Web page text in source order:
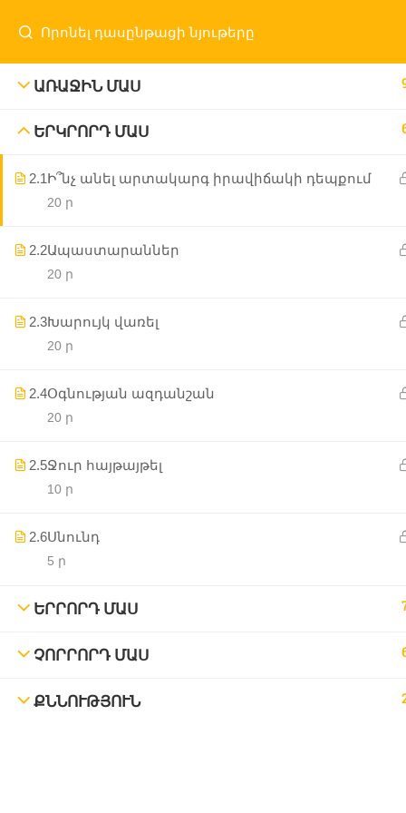
ԱՌԱՋԻՆ ՄԱՍ
ԵՐԿՐՈՐԴ ՄԱՍ
2.1Ի՞նչ անել արտակարգ իրավիճակի դեպքում
20 ր
2.2Ապաստարաններ
20 ր
2.3Խարույկ վառել
20 ր
2.4Օգնության ազդանշան
20 ր
2.5Ջուր հայթայթել
10 ր
2.6Սնունդ
5 ր
ԵՐՐՈՐԴ ՄԱՍ
ՉՈՐՐՈՐԴ ՄԱՍ
ՔՆՆՈՒԹՅՈՒՆ